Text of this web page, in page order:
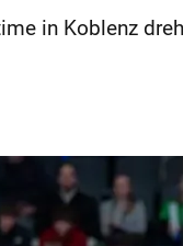
in Koblenz